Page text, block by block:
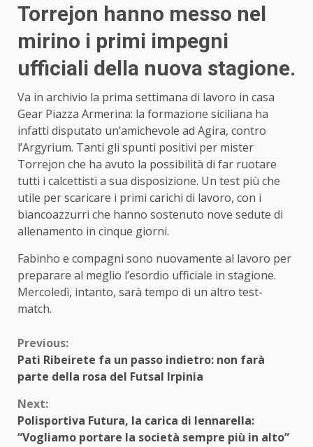
Torrejon hanno messo nel
mirino i primi impegni
ufficiali della nuova stagione.
Va in archivio la prima settimana di lavoro in casa
Gear Piazza Armerina: la formazione siciliana ha
infatti disputato un’amichevole ad Agira, contro
l’Argyrium. Tanti gli spunti positivi per mister
Torrejon che ha avuto la possibilità di far ruotare
tutti i calcettisti a sua disposizione. Un test più che
utile per scaricare i primi carichi di lavoro, con i
biancoazzurri che hanno sostenuto nove sedute di
allenamento in cinque giorni.
Fabinho e compagni sono nuovamente al lavoro per
preparare al meglio l’esordio ufficiale in stagione.
Mercoledì, intanto, sarà tempo di un altro test-
match.
Continue
Reading
Previous:
Pati Ribeirete fa un passo indietro: non farà
parte della rosa del Futsal Irpinia
Next:
Polisportiva Futura, la carica di Iennarella:
“Vogliamo portare la società sempre più in alto”